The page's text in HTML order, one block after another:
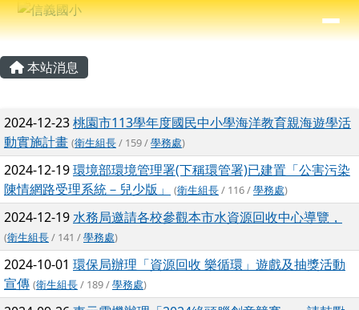
跳至主內容區
信義國小
⏸
導覽列
主內容區域
本站消息
文章列表
2024-12-23桃園市113學年度國民中小學海洋教育親海遊學活
動實施計畫 (衛生組長/ 159 /學務處)
2024-12-19環境部環境管理署(下稱環管署)已建置「公害污染
陳情網路受理系統－兒少版」
(衛生組長/ 116 /學務處)
2024-12-19水務局邀請各校參觀本市水資源回收中心導覽，
(衛生組長/ 141 /學務處)
2024-10-01 環保局辦理「資源回收 樂循環」遊戲及抽獎活動
宣傳 (衛生組長/ 189 /學務處)
頁尾區域